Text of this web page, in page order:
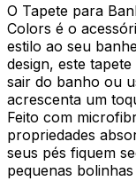
O Tapete para
Colors é o
estilo ao seu
design, este
sair do banho ou
acrescenta um
Feito com
propriedades
seus pés fiquem
pequenas